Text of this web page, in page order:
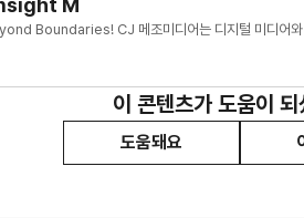
M
Boundaries! CJ 메조미디어는 디지털 미디어와
이 콘텐츠가 도움이
도움돼요